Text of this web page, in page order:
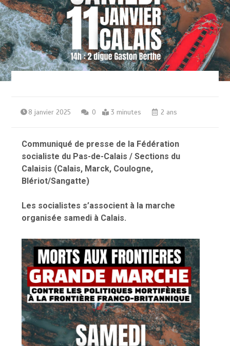
8 janvier 2025 0 3 minutes 2 ans
Communiqué de presse de la Fédération
socialiste du Pas-de-Calais / Sections du
Calaisis (Calais, Marck, Coulogne,
Blériot/Sangatte)
Les socialistes s’associent à la marche
organisée samedi à Calais.